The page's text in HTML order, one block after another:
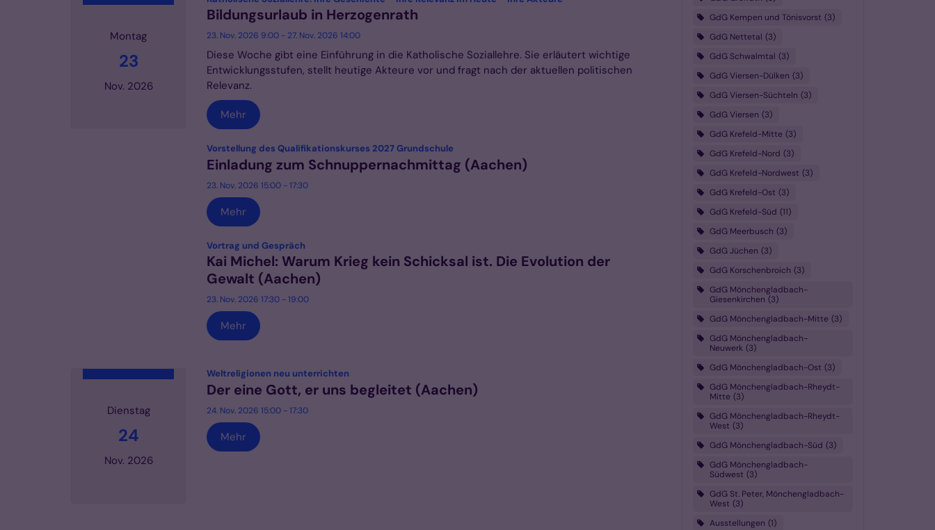
Montag
23
Nov. 2026
Bildungsurlaub in Herzogenrath
23. Nov. 2026 9:00 - 27. Nov. 2026 14:00
Diese Woche gibt eine Einführung in die Katholische Soziallehre. Sie erläutert wichtige
Entwicklungsstufen, stellt heutige Akteure vor und fragt nach der aktuellen politischen
Relevanz.
Mehr
Vorstellung des Qualifikationskurses 2027 Grundschule
Einladung zum Schnuppernachmittag (Aachen)
23. Nov. 2026 15:00 - 17:30
Mehr
Vortrag und Gespräch
Kai Michel: Warum Krieg kein Schicksal ist. Die Evolution der
Gewalt (Aachen)
23. Nov. 2026 17:30 - 19:00
Mehr
Dienstag
24
Nov. 2026
Weltreligionen neu unterrichten
Der eine Gott, er uns begleitet (Aachen)
24. Nov. 2026 15:00 - 17:30
Mehr
GdG Kempen und Tönisvorst 3
GdG Nettetal 3
GdG Schwalmtal 3
GdG Viersen-Dülken 3
GdG Viersen-Süchteln 3
GdG Viersen 3
GdG Krefeld-Mitte 3
GdG Krefeld-Nord 3
GdG Krefeld-Nordwest 3
GdG Krefeld-Ost 3
GdG Krefeld-Süd 11
GdG Meerbusch 3
GdG Jüchen 3
GdG Korschenbroich 3
GdG Mönchengladbach-
Giesenkirchen 3
GdG Mönchengladbach-Mitte 3
GdG Mönchengladbach-
Neuwerk 3
GdG Mönchengladbach-Ost 3
GdG Mönchengladbach-Rheydt-
Mitte 3
GdG Mönchengladbach-Rheydt-
West 3
GdG Mönchengladbach-Süd 3
GdG Mönchengladbach-
Südwest 3
GdG St. Peter, Mönchengladbach-
West 3
Ausstellungen 1